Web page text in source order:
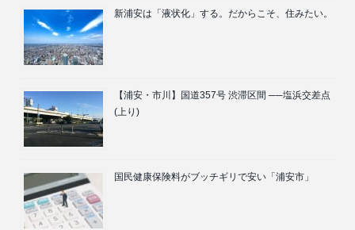
新浦安は「液状化」する。だからこそ、住みたい。
【浦安・市川】国道357号 渋滞区間 ──塩浜交差点
(上り)
国民健康保険料がブッチギリで安い「浦安市」